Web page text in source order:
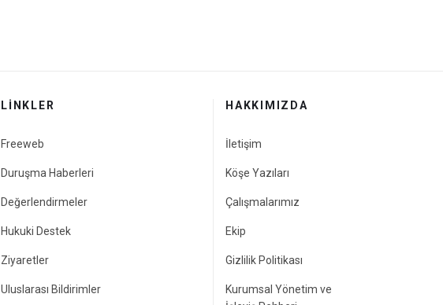
LINKLER
Freeweb
Duruşma Haberleri
Değerlendirmeler
Hukuki Destek
Ziyaretler
Uluslarası Bildirimler
HAKKIMIZDA
İletişim
Köşe Yazıları
Çalışmalarımız
Ekip
Gizlilik Politikası
Kurumsal Yönetim ve